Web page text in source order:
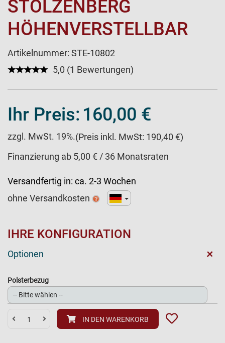
STOLZENBERG
HÖHENVERSTELLBAR
Artikelnummer: STE-10802
★★★★★
☆☆☆☆☆ 5,0 (1 Bewertungen)
Ihr Preis: 160,00 €
zzgl. MwSt. 19%.(Preis inkl. MwSt: 190,40 €)
Finanzierung ab 5,00 € / 36 Monatsraten
Versandfertig in: ca. 2-3 Wochen
ohne Versandkosten
IHRE KONFIGURATION
Optionen +
Polsterbezug
IN DEN WARENKORB